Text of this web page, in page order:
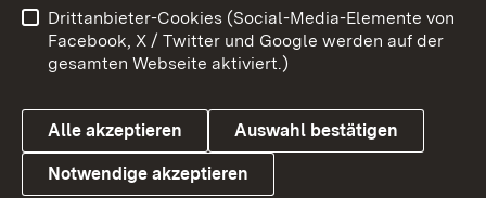
Link zum Landesportal
Benutzungshinweise
Barrierefreiheit
Datenschutz
Cookies
Drittanbieter-Cookies (Social-Media-Elemente von
Facebook, X / Twitter und Google werden auf der
gesamten Webseite aktiviert.)
Alle akzeptieren Auswahl bestätigen
Notwendige akzeptieren